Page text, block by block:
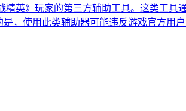
英》玩家的第三方辅助工具。这类工
，使用此类辅助器可能违反游戏官方用